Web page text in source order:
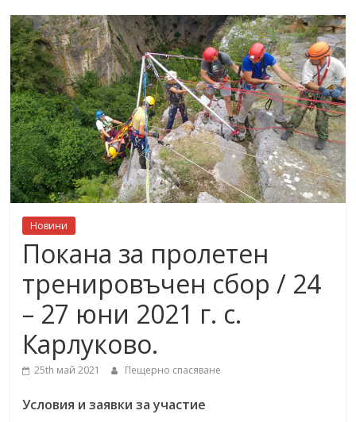
Новини
Покана за пролетен
тренировъчен сбор / 24
– 27 юни 2021 г. с.
Карлуково.
25th май 2021 Пещерно спасяване
Условия и заявки за участие